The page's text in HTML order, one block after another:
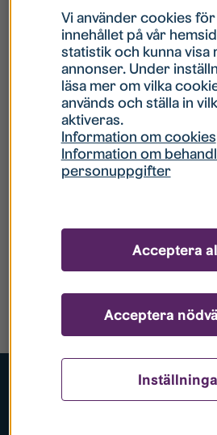
Populära sidor
Vi använder cookies
innehållet på vår
statistik och kunna visa
annonser. Under
läsa mer om vilka
används och ställa in
aktiveras.
Information om cookies
Information om
personuppgifter
Acceptera
Acceptera